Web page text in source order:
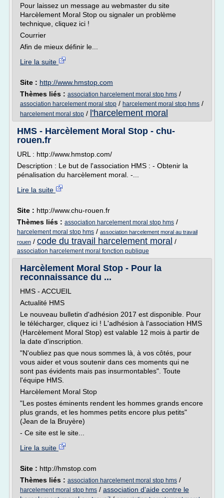
Pour laissez un message au webmaster du site
Harcèlement Moral Stop ou signaler un problème
technique, cliquez ici !
Courrier
Afin de mieux définir le...
Lire la suite
Site : http://www.hmstop.com
Thèmes liés : association harcelement moral stop hms /
association harcelement moral stop / harcelement moral stop hms /
harcelement moral stop / l'harcelement moral
HMS - Harcèlement Moral Stop - chu-
rouen.fr
URL : http://www.hmstop.com/
Description : Le but de l'association HMS : - Obtenir la
pénalisation du harcèlement moral. -...
Lire la suite
Site : http://www.chu-rouen.fr
Thèmes liés : association harcelement moral stop hms /
harcelement moral stop hms / association harcelement moral au travail
rouen / code du travail harcelement moral /
association harcelement moral fonction publique
Harcèlement Moral Stop - Pour la
reconnaissance du ...
HMS - ACCUEIL
Actualité HMS
Le nouveau bulletin d'adhésion 2017 est disponible. Pour
le télécharger, cliquez ici ! L'adhésion à l'association HMS
(Harcèlement Moral Stop) est valable 12 mois à partir de
la date d'inscription.
"N'oubliez pas que nous sommes là, à vos côtés, pour
vous aider et vous soutenir dans ces moments qui ne
sont pas évidents mais pas insurmontables". Toute
l'équipe HMS.
Harcèlement Moral Stop
"Les postes éminents rendent les hommes grands encore
plus grands, et les hommes petits encore plus petits"
(Jean de la Bruyère)
- Ce site est le site...
Lire la suite
Site : http://hmstop.com
Thèmes liés : association harcelement moral stop hms /
harcelement moral stop hms / association d'aide contre le